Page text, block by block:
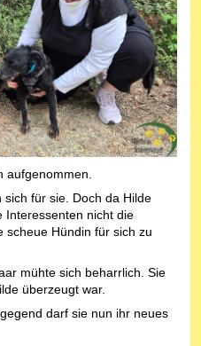
aufgenommen.
sich für sie. Doch da Hilde
Interessenten nicht die
scheue Hündin für sich zu
mühte sich beharrlich. Sie
überzeugt war.
darf sie nun ihr neues